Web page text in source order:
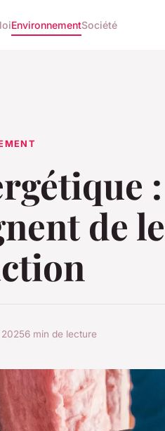
EnvironnementSociété
de
6 min de lecture